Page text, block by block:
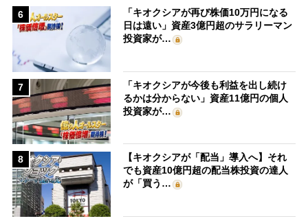
6
「キオクシアが再び株価10万円になる
日は遠い」資産3億円超のサラリーマン
投資家が…
7
「キオクシアが今後も利益を出し続け
るかは分からない」資産11億円の個人
投資家が…
8
【キオクシアが「配当」導入へ】それ
でも資産10億円超の配当株投資の達人
が「買う…